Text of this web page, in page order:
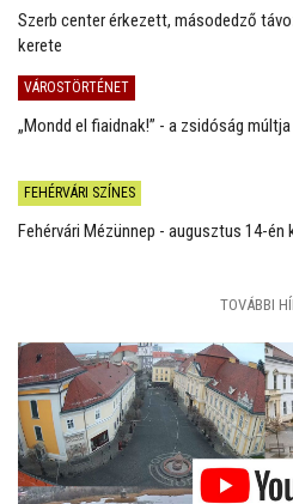
Szerb center érkezett, másodedző
kerete
VÁROSTÖRTÉNET
„Mondd el fiaidnak!” - a zsidóság
FEHÉRVÁRI SZÍNES
Fehérvári Mézünnep - augusztus 14-
TOVÁBBI